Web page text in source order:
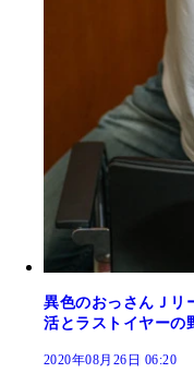
異色のおっさんＪリ
活とラストイヤーの
2020年08月26日 06:20